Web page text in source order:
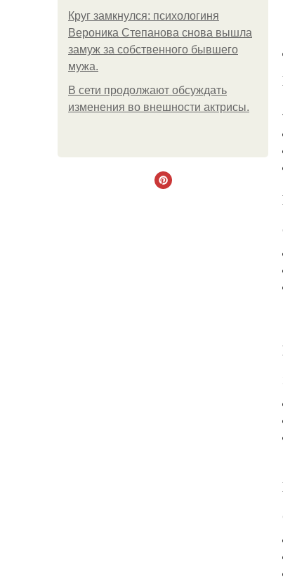
Круг замкнулся: психологиня
Вероника Степанова снова вышла
замуж за собственного бывшего
мужа.
В сети продолжают обсуждать
изменения во внешности актрисы.